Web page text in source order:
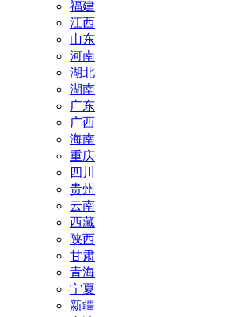
福建
江西
山东
河南
湖北
湖南
广东
广西
海南
重庆
四川
贵州
云南
西藏
陕西
甘肃
青海
宁夏
新疆